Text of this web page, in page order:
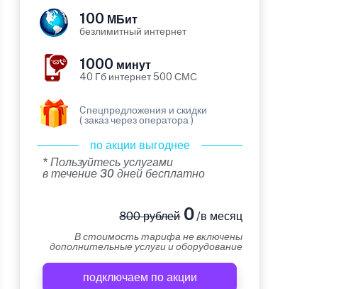
100 МБит
безлимитный интернет
1000 минут
40 Гб интернет 500 СМС
Cпецпредложения и скидки
( заказ через оператора )
по акции выгоднее
* Пользуйтесь услугами
в течение 30 дней бесплатно
800 рублей0/в месяц
В стоимость тарифа не включены
дополнительные услуги и оборудование
подключаем по акции